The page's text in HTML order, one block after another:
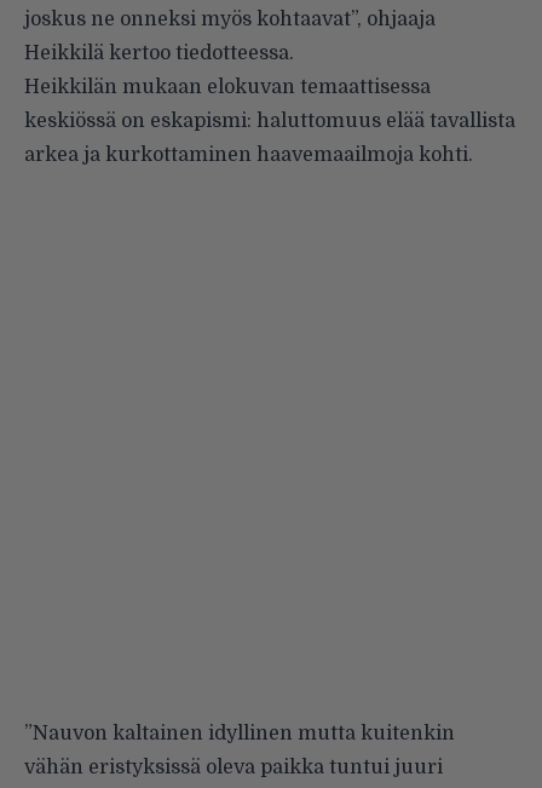
joskus ne onneksi myös kohtaavat”, ohjaaja
Heikkilä kertoo tiedotteessa.
Heikkilän mukaan elokuvan temaattisessa
keskiössä on eskapismi: haluttomuus elää tavallista
arkea ja kurkottaminen haavemaailmoja kohti.
”Nauvon kaltainen idyllinen mutta kuitenkin
vähän eristyksissä oleva paikka tuntui juuri